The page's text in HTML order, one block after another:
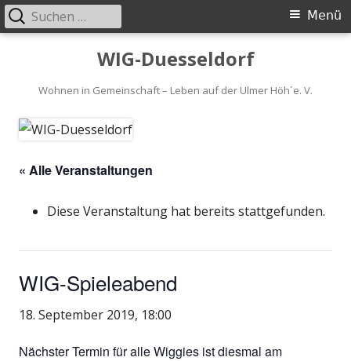
WIG-Duesseldorf
Wohnen in Gemeinschaft – Leben auf der Ulmer Höh´e. V.
Primäres
Menü
Suchen
nach:
« Alle Veranstaltungen
Diese Veranstaltung hat bereits stattgefunden.
WIG-Spieleabend
18. September 2019, 18:00
Nächster Termin für alle Wiggies ist diesmal am